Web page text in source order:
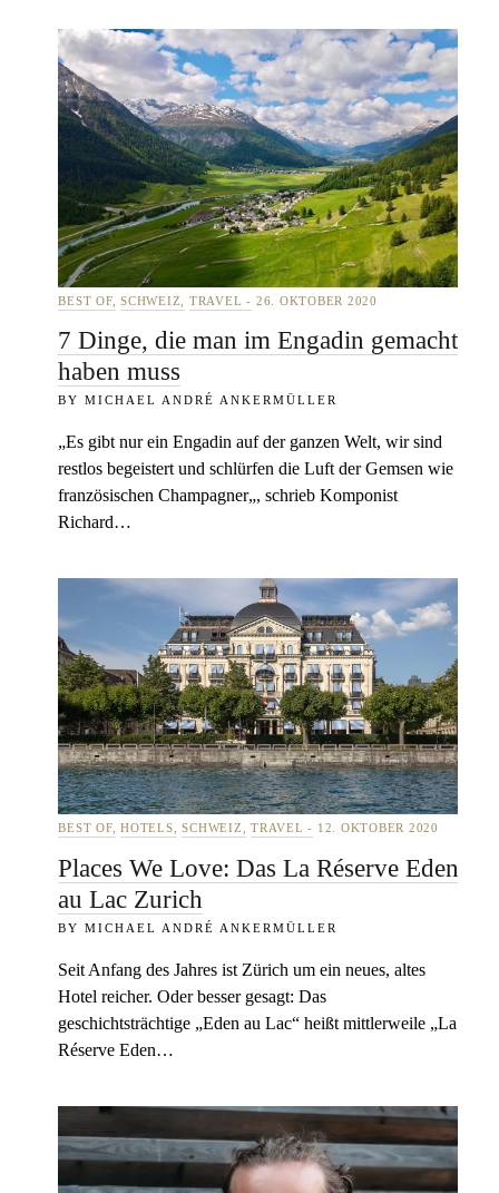
BEST OF SCHWEIZ TRAVEL 26. OKTOBER 2020
7 Dinge, die man im Engadin gemacht
haben muss
MICHAEL ANDRÉ ANKERMÜLLER
„Es gibt nur ein Engadin auf der ganzen Welt, wir sind
restlos begeistert und schlürfen die Luft der Gemsen wie
französischen Champagner„, schrieb Komponist
Richard…
BEST OF HOTELS SCHWEIZ TRAVEL 12. OKTOBER 2020
Places We Love: Das La Réserve Eden
au Lac Zurich
MICHAEL ANDRÉ ANKERMÜLLER
Seit Anfang des Jahres ist Zürich um ein neues, altes
Hotel reicher. Oder besser gesagt: Das
geschichtsträchtige „Eden au Lac“ heißt mittlerweile „La
Réserve Eden…